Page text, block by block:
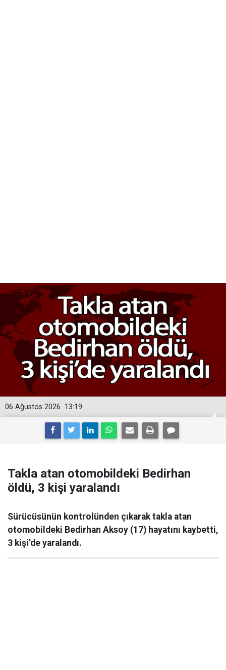
13:19
06 Ağustos 2026
Takla atan otomobildeki Bedirhan
öldü, 3 kişi yaralandı
Sürücüsünün kontrolünden çıkarak takla atan
otomobildeki Bedirhan Aksoy (17) hayatını kaybetti,
3 kişi’de yaralandı.